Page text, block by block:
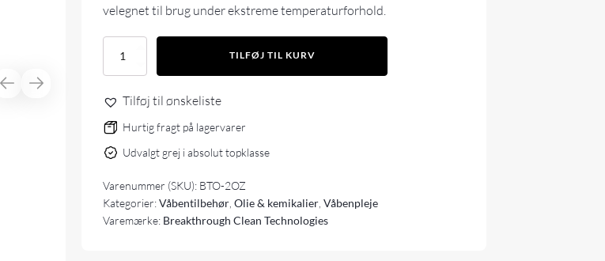
velegnet til brug under ekstreme temperaturforhold.
Breakthrough
Battle
Born
High-
Oil,
Bottle
antal
TILFØJ TIL KURV
Tilføj til ønskeliste
Hurtig fragt på lagervarer
Udvalgt grej i absolut topklasse
Varenummer (SKU): BTO-2OZ
Kategorier:Våbentilbehør ,Olie & kemikalier ,Våbenpleje
Varemærke: Breakthrough Clean Technologies